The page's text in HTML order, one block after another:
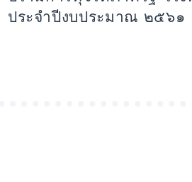
ประจำปีงบประมาณ ๒๕๖๑